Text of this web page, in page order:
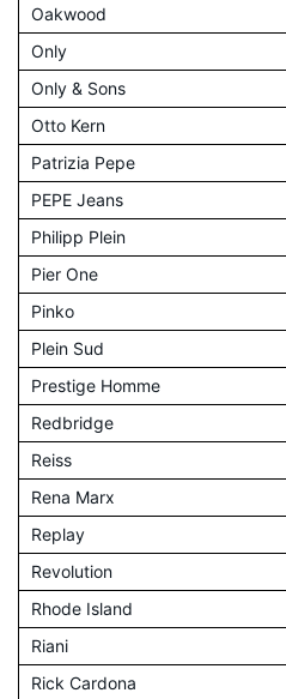
Oakwood
Only
Only & Sons
Otto Kern
Patrizia Pepe
PEPE Jeans
Philipp Plein
Pier One
Pinko
Plein Sud
Prestige Homme
Redbridge
Reiss
Rena Marx
Replay
Revolution
Rhode Island
Riani
Rick Cardona